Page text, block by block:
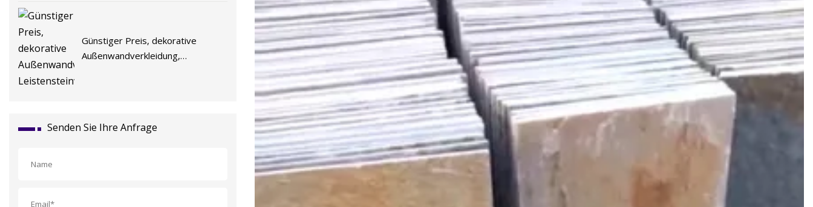
Günstiger Preis, dekorative
Außenwandverkleidung,
Senden Sie Ihre Anfrage